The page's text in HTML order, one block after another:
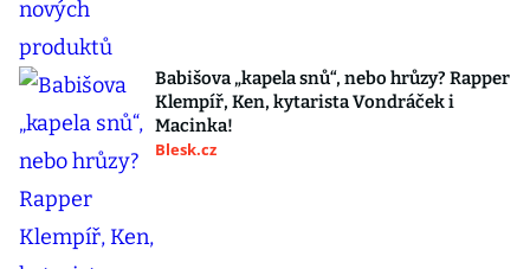
Babišova „kapela snů“, nebo hrůzy? Rapper
Klempíř, Ken, kytarista Vondráček i
Macinka!
Blesk.cz